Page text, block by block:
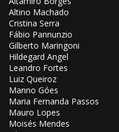
Altino Machado
Cristina Serra
Fábio Pannunzio
Gilberto Maringoni
Hildegard Angel
Leandro Fortes
Luiz Queiroz
Manno Góes
Maria Fernanda Passos
Mauro Lopes
Moisés Mendes